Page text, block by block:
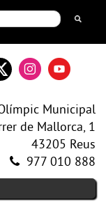
Municipal
de Mallorca, 1
43205 Reus
977 010 888